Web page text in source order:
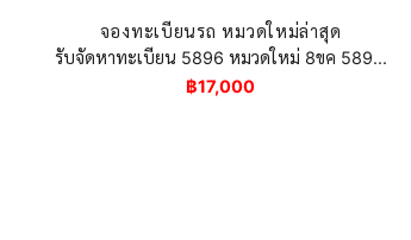
จองทะเบียนรถ หมวดใหม่ล่าสุด
รับจัดหาทะเบียน 5896 หมวดใหม่ 8ขค 589...
฿17,000